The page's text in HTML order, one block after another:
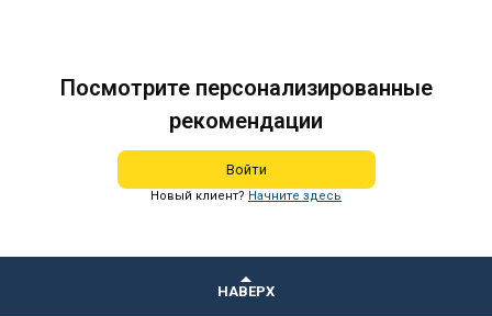
Посмотрите персонализированные
рекомендации
Войти
Новый клиент? Начните здесь
НАВЕРХ